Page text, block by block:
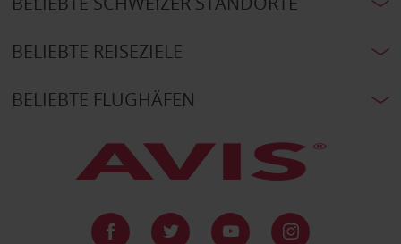
BELIEBTE REISEZIELE
BELIEBTE FLUGHÄFEN